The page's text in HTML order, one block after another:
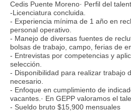
Cedis Puente Moreno· Perfil del
-Licenciatura concluida.
- Experiencia mínima de 1 año en
personal operativo.
- Manejo de diversas fuentes de
bolsas de trabajo, campo, ferias de
- Entrevistas por competencias y
selección.
- Disponibilidad para realizar trabajo
necesario.
- Enfoque en cumplimiento de
vacantes.· En GEPP valoramos el
- Sueldo bruto $15,900 mensuales